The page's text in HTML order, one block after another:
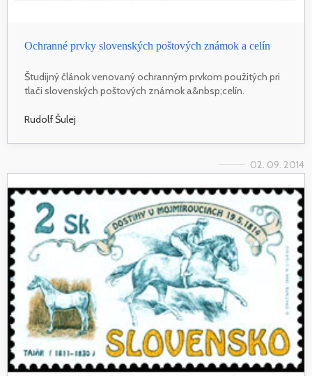
Ochranné prvky slovenských poštových známok a celín
Študijný článok venovaný ochranným prvkom použitých pri
tlači slovenských poštových známok a&nbsp;celín.
Rudolf Šulej
02. 09. 2014